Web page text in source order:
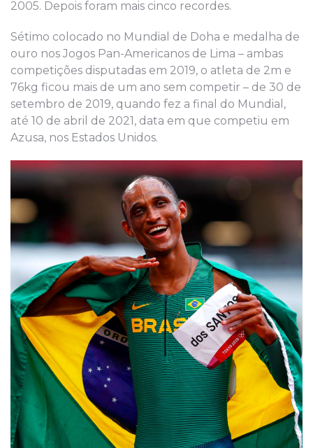
2005. Depois foram mais cinco recordes.
Sétimo colocado no Mundial de Doha e medalha de
ouro nos Jogos Pan-Americanos de Lima – ambas
competições disputadas em 2019, o atleta de 2m e
76kg ficou mais de um ano sem competir – de 30 de
setembro de 2019, quando fez a final do Mundial,
até 10 de abril de 2021, data em que competiu em
Azusa, nos Estados Unidos.